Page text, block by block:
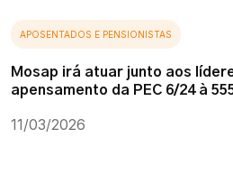
APOSENTADOS E PENSIONISTAS
Mosap irá atuar junto aos
apensamento da PEC 6/24 à
11/03/2026